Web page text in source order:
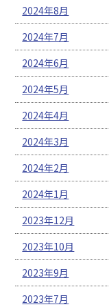
2024年8月
2024年7月
2024年6月
2024年5月
2024年4月
2024年3月
2024年2月
2024年1月
2023年12月
2023年10月
2023年9月
2023年7月